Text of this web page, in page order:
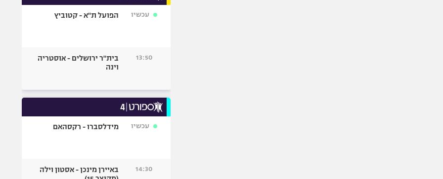
עכשיו הפועל ת"א - קטוביץ
13:50
בית"ר ירושלים - אוסטריה
וינה
עכשיו מידלסברו - רקסהאם
14:30
באיירן מינכן - אסטון וילה